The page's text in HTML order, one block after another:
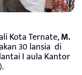
Kota Ternate,M.
30 lansia di
I aula Kantor